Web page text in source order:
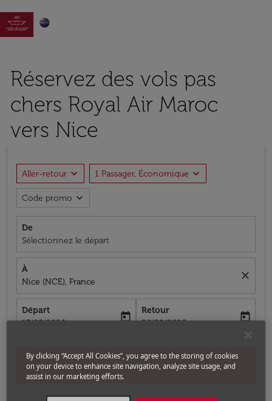

Réservez des vols pas
chers Royal Air Maroc
vers Nice
Aller-retour expand_more 1 Passager, Économique expand_more
Code promo expand_more
De
Sélectionnez le départ
À
Nice (NCE), France
close
Départ
fc-booking-departure-date-aria-label
13/08/2026
today
Retour
fc-booking-return-date-aria-label
20/08/2026
today
Chercher
By clicking “Accept All Cookies”, you agree to the storing of cookies
on your device to enhance site navigation, analyze site usage, and
assist in our marketing efforts.